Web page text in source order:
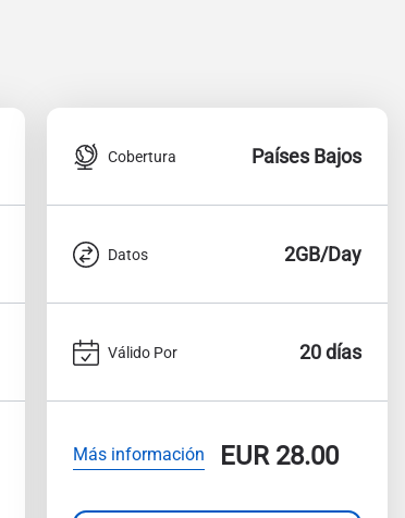
Cobertura Países Bajos
Datos 2GB/Day
Válido Por 20 días
Más información EUR28.00